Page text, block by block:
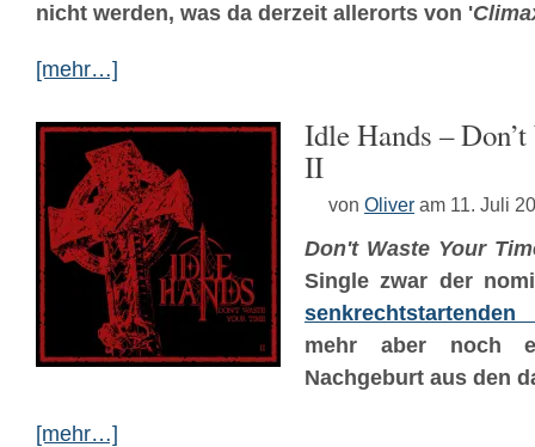
nicht werden, was da derzeit allerorts von '
[mehr…]
Idle Hands –
II
von Oliver am 11. Juli
Don't Waste Your
Single zwar der
mehr aber noch
Nachgeburt aus den
[mehr…]